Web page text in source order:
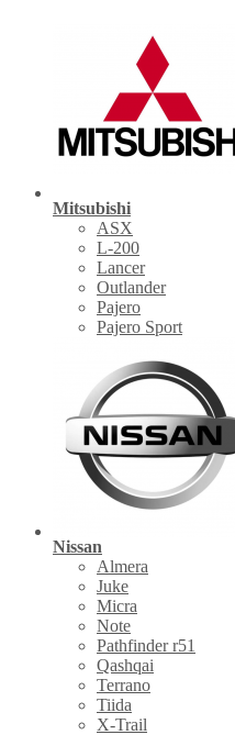
Mitsubishi
ASX
L-200
Lancer
Outlander
Pajero
Pajero Sport
Nissan
Almera
Juke
Micra
Note
Pathfinder r51
Qashqai
Terrano
Tiida
X-Trail